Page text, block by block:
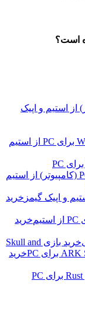
خرید
خرید
خرید بازی Skull and
خرید